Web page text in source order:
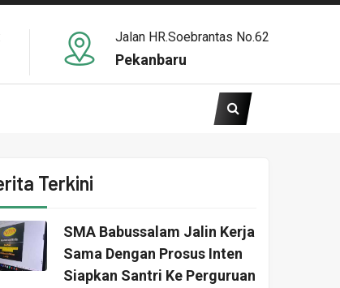
Jalan HR.Soebrantas No.62
Pekanbaru
Terkini
SMA Babussalam Jalin Kerja
Sama Dengan Prosus Inten
Siapkan Santri Ke Perguruan